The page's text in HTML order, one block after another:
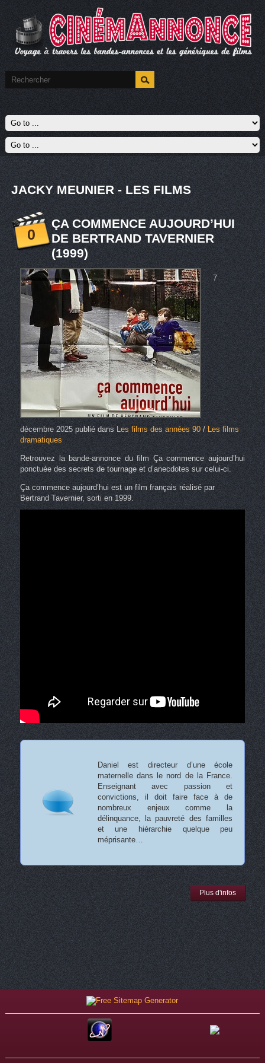
JACKY MEUNIER - LES FILMS
0
ÇA COMMENCE AUJOURD’HUI
DE BERTRAND TAVERNIER
(1999)
7
décembre 2025publié dans Les films des années 90/Les films
dramatiques
Retrouvez la bande-annonce du film Ça commence aujourd’hui
ponctuée des secrets de tournage et d’anecdotes sur celui-ci.
Ça commence aujourd’hui est un film français réalisé par
Bertrand Tavernier, sorti en 1999.
Daniel est directeur d’une école
maternelle dans le nord de la France.
Enseignant avec passion et
convictions, il doit faire face à de
nombreux enjeux comme la
délinquance, la pauvreté des familles
et une hiérarchie quelque peu
méprisante…
Plus d'infos